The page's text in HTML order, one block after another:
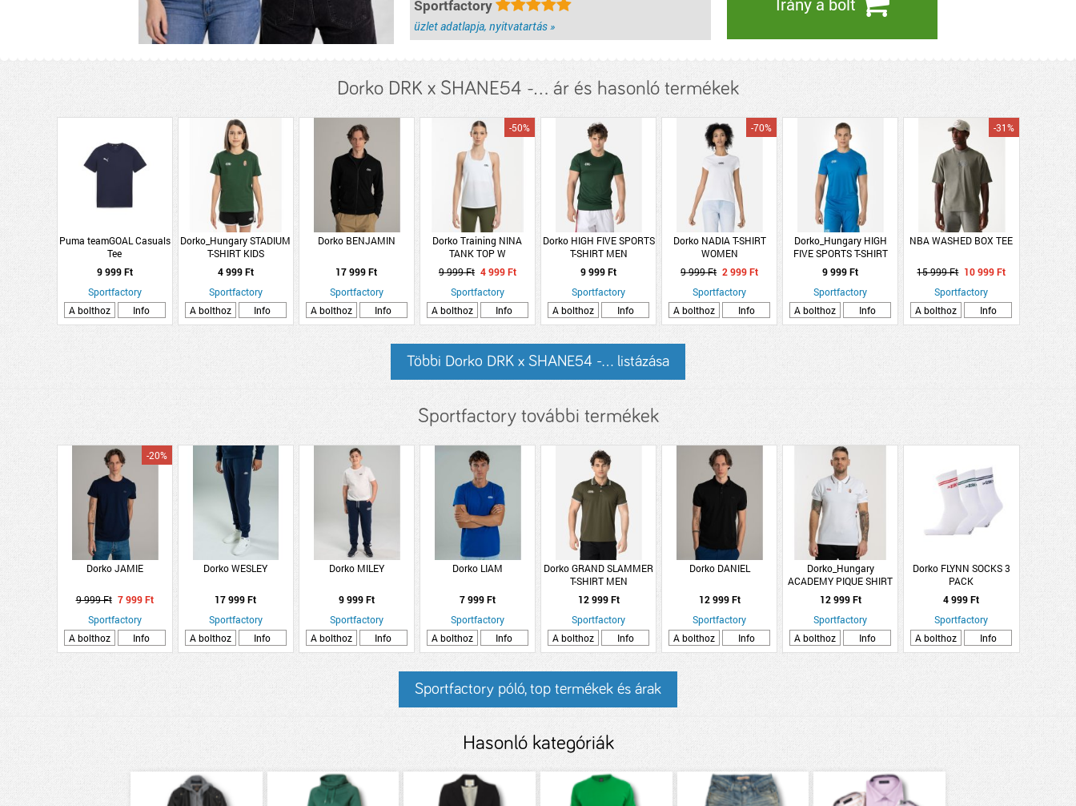
Sportfactory
üzlet adatlapja, nyitvatartás »
Dorko DRK x SHANE54 -... ár és hasonló termékek
Puma teamGOAL Casuals
Tee
9 999 Ft
Sportfactory
A bolthoz
Info
Dorko_Hungary STADIUM
T-SHIRT KIDS
4 999 Ft
Sportfactory
A bolthoz
Info
Dorko BENJAMIN
17 999 Ft
Sportfactory
A bolthoz
Info
Dorko Training NINA
TANK TOP W
-50%
9 999 Ft 4 999 Ft
Sportfactory
A bolthoz
Info
Dorko HIGH FIVE SPORTS
T-SHIRT MEN
9 999 Ft
Sportfactory
A bolthoz
Info
Dorko NADIA T-SHIRT
WOMEN
-70%
9 999 Ft 2 999 Ft
Sportfactory
A bolthoz
Info
Dorko_Hungary HIGH
FIVE SPORTS T-SHIRT
9 999 Ft
Sportfactory
A bolthoz
Info
NBA WASHED BOX TEE
-31%
15 999 Ft 10 999 Ft
Sportfactory
A bolthoz
Info
Többi Dorko DRK x SHANE54 -... listázása
Sportfactory további termékek
Dorko JAMIE
-20%
9 999 Ft 7 999 Ft
Sportfactory
A bolthoz
Info
Dorko WESLEY
17 999 Ft
Sportfactory
A bolthoz
Info
Dorko MILEY
9 999 Ft
Sportfactory
A bolthoz
Info
Dorko LIAM
7 999 Ft
Sportfactory
A bolthoz
Info
Dorko GRAND SLAMMER
T-SHIRT MEN
12 999 Ft
Sportfactory
A bolthoz
Info
Dorko DANIEL
12 999 Ft
Sportfactory
A bolthoz
Info
Dorko_Hungary
ACADEMY PIQUE SHIRT
MEN
12 999 Ft
Sportfactory
A bolthoz
Info
Dorko FLYNN SOCKS 3
PACK
4 999 Ft
Sportfactory
A bolthoz
Info
Sportfactory póló, top termékek és árak
Hasonló kategóriák